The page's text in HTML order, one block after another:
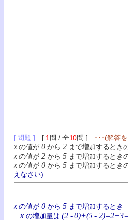
[ 問題 ] [ 1 問 / 全10問 ] ･･･(解答
x の値が 0 から 2 まで増加するとき
x の値が 2 から 5 まで増加するとき
x の値が 0 から 5 まで増加するとき
えなさい)
x の値が 0 から 5 まで増加
x の増加量は (2 - 0)+(5 -